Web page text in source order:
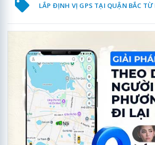
LẮP ĐỊNH VỊ GPS TẠI QUẬN BẮC TỪ